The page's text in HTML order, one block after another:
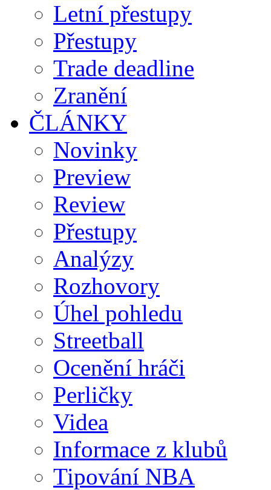
Letní přestupy
Přestupy
Trade deadline
Zranění
ČLÁNKY
Novinky
Preview
Review
Přestupy
Analýzy
Rozhovory
Úhel pohledu
Streetball
Ocenění hráči
Perličky
Videa
Informace z klubů
Tipování NBA